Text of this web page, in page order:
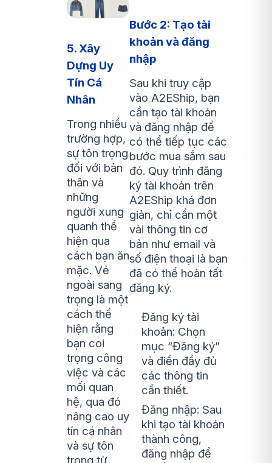
5. Xây
Dựng Uy
Tín Cá
Nhân
Trong nhiều
trường hợp,
sự tôn trọng
đối với bản
thân và
những
người xung
quanh thể
hiện qua
cách bạn ăn
mặc. Vẻ
ngoài sang
trọng là một
cách thể
hiện rằng
bạn coi
trọng công
việc và các
mối quan
hệ, qua đó
nâng cao uy
tín cá nhân
và sự tôn
trọng từ
Bước 2: Tạo tài
khoản và đăng
nhập
Sau khi truy cập
vào A2EShip, bạn
cần tạo tài khoản
và đăng nhập để
có thể tiếp tục các
bước mua sắm sau
đó. Quy trình đăng
ký tài khoản trên
A2EShip khá đơn
giản, chỉ cần một
vài thông tin cơ
bản như email và
số điện thoại là bạn
đã có thể hoàn tất
đăng ký.
Đăng ký tài
khoản: Chọn
mục “Đăng ký”
và điền đầy đủ
các thông tin
cần thiết.
Đăng nhập: Sau
khi tạo tài khoản
thành công,
đăng nhập để